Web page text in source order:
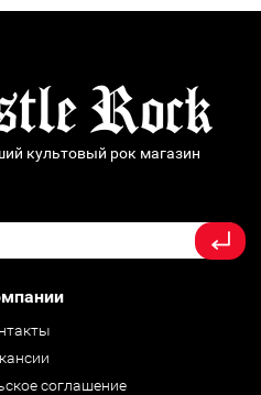
культовый рок магазин
соглашение